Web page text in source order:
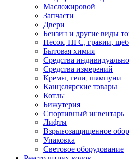
Масложировой
Запчасти
Двери
Бензин и другие виды
Песок, ПГС, гравий,
Бытовая химия
Средства
Средства измерений
Кремы, гели, шампуни
Канцелярские товары
Котлы
Бижутерия
Спортивный инвентарь
Лифты
Взрывозащищенное
Упаковка
Световое оборудование